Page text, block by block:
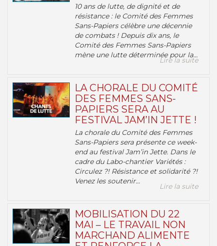
10 ans de lutte, de dignité et de
résistance : le Comité des Femmes
Sans-Papiers célèbre une décennie
de combats ! Depuis dix ans, le
Comité des Femmes Sans-Papiers
mène une lutte déterminée pour la...
Lire la suite
LA CHORALE DU COMITÉ
DES FEMMES SANS-
PAPIERS SERA AU
FESTIVAL JAM’IN JETTE !
La chorale du Comité des Femmes
Sans-Papiers sera présente ce week-
end au festival Jam’in Jette. Dans le
cadre du Labo-chantier Variétés :
Circulez ?! Résistance et solidarité ?!
Venez les soutenir...
Lire la suite
MOBILISATION DU 22
MAI – LE TRAVAIL NON
MARCHAND ALIMENTE